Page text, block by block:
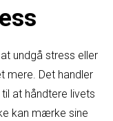
undgå stress eller
mere. Det handler
at håndtere livets
kan mærke sine